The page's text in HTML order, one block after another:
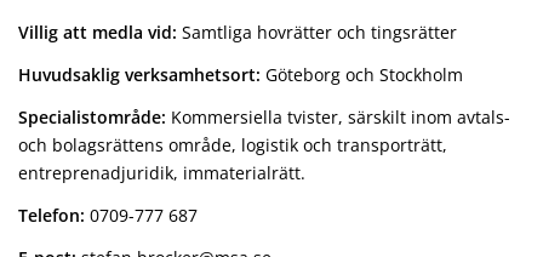
Villig att medla vid: Samtliga hovrätter och tingsrätter
Huvudsaklig verksamhetsort: Göteborg och Stockholm
Specialistområde: Kommersiella tvister, särskilt inom avtals-
och bolagsrättens område, logistik och transporträtt,
entreprenadjuridik, immaterialrätt.
Telefon: 0709-777 687